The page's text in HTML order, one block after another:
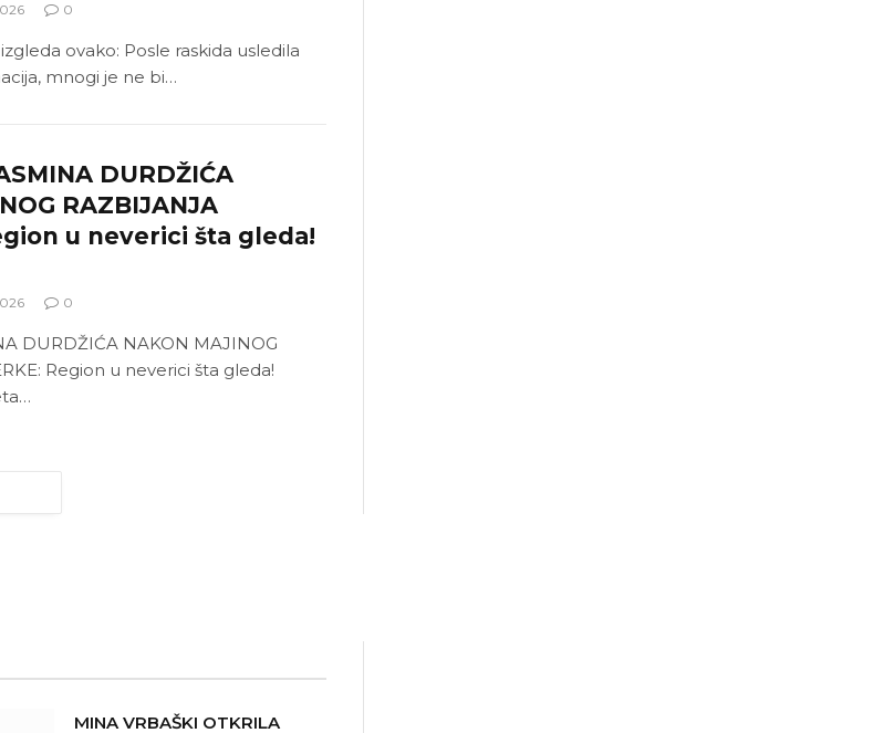
0
ovako: Posle raskida usledila
mnogi je ne bi…
DURDŽIĆA
RAZBIJANJA
u neverici šta gleda!
0
DURDŽIĆA NAKON MAJINOG
Region u neverici šta gleda!
MINA VRBAŠKI OTKRILA